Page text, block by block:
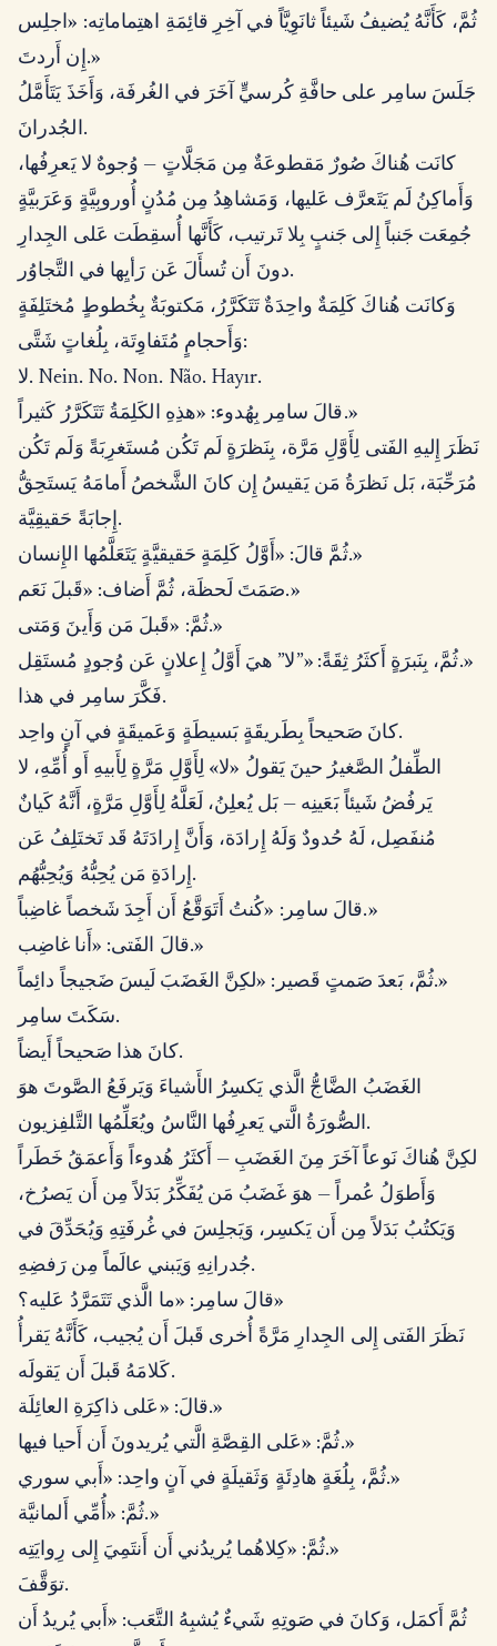
ثُمَّ، كَأَنَّهُ يُضيفُ شَيئاً ثانَوِيَّاً في آخِرِ قائِمَةِ اهتِماماتِه: «اجلِس
إِن أَردتَ.»
جَلَسَ سامِر على حافَّةِ كُرسيٍّ آخَرَ في الغُرفَة، وَأَخَذَ يَتَأَمَّلُ
الجُدرانَ.
كانَت هُناكَ صُورٌ مَقطوعَةٌ مِن مَجَلَّاتٍ — وُجوهٌ لا يَعرِفُها،
وَأَماكِنُ لَم يَتَعرَّف عَليها، وَمَشاهِدُ مِن مُدُنٍ أُوروبِيَّةٍ وَعَرَبيَّةٍ
جُمِعَت جَنباً إِلى جَنبٍ بِلا تَرتيب، كَأَنَّها أُسقِطَت عَلى الجِدارِ
دونَ أَن تُسأَلَ عَن رَأيِها في التَّجاوُر.
وَكانَت هُناكَ كَلِمَةٌ واحِدَةٌ تَتَكَرَّرُ، مَكتوبَةٌ بِخُطوطٍ مُختَلِفَةٍ
وَأَحجامٍ مُتَفاوِتَة، بِلُغاتٍ شَتَّى:
لا. Nein. No. Non. Não. Hayır.
قالَ سامِر بِهُدوء: «هذِهِ الكَلِمَةُ تَتَكَرَّرُ كَثيراً.»
نَظَرَ إِليهِ الفَتى لِأَوَّلِ مَرَّة، بِنَظرَةٍ لَم تَكُن مُستَغرِبَةً وَلَم تَكُن
مُرَحِّبَة، بَل نَظرَةُ مَن يَقيسُ إِن كانَ الشَّخصُ أَمامَهُ يَستَحِقُّ
إِجابَةً حَقيقِيَّة.
ثُمَّ قالَ: «أَوَّلُ كَلِمَةٍ حَقيقيَّةٍ يَتَعَلَّمُها الإِنسان.»
صَمَتَ لَحظَة، ثُمَّ أَضاف: «قَبلَ نَعَم.»
ثُمَّ: «قَبلَ مَن وَأَينَ وَمَتى.»
ثُمَّ، بِنَبرَةٍ أَكثَرُ ثِقَةً: «”لا” هيَ أَوَّلُ إِعلانٍ عَن وُجودٍ مُستَقِل.»
فَكَّرَ سامِر في هذا.
كانَ صَحيحاً بِطَريقَةٍ بَسيطَةٍ وَعَميقَةٍ في آنٍ واحِد.
الطِّفلُ الصَّغيرُ حينَ يَقولُ «لا» لِأَوَّلِ مَرَّةٍ لِأَبيهِ أَو أُمِّهِ، لا
يَرفُضُ شَيئاً بَعَينِه — بَل يُعلِنُ، لَعَلَّهُ لِأَوَّلِ مَرَّةٍ، أَنَّهُ كَيانٌ
مُنفَصِل، لَهُ حُدودٌ وَلَهُ إِرادَة، وَأَنَّ إِرادَتَهُ قَد تَختَلِفُ عَن
إِرادَةِ مَن يُحِبُّهُ وَيُحِبُّهُم.
قالَ سامِر: «كُنتُ أَتَوَقَّعُ أَن أَجِدَ شَخصاً غاضِباً.»
قالَ الفَتى: «أَنا غاضِب.»
ثُمَّ، بَعدَ صَمتٍ قَصير: «لكِنَّ الغَضَبَ لَيسَ ضَجيجاً دائِماً.»
سَكَتَ سامِر.
كانَ هذا صَحيحاً أَيضاً.
الغَضَبُ الضَّاجُّ الَّذي يَكسِرُ الأَشياءَ وَيَرفَعُ الصَّوتَ هوَ
الصُّورَةُ الَّتي يَعرِفُها النَّاسُ ويُعَلِّمُها التَّلفِزيون.
لكِنَّ هُناكَ نَوعاً آخَرَ مِنَ الغَضَبِ — أَكثَرُ هُدوءاً وَأَعمَقُ خَطَراً
وَأَطوَلُ عُمراً — هوَ غَضَبُ مَن يُفَكِّرُ بَدَلاً مِن أَن يَصرُخ،
وَيَكتُبُ بَدَلاً مِن أَن يَكسِر، وَيَجلِسَ في غُرفَتِهِ وَيُحَدِّقَ في
جُدرانِهِ وَيَبني عالَماً مِن رَفضِهِ.
قالَ سامِر: «ما الَّذي تَتَمَرَّدُ عَليه؟»
نَظَرَ الفَتى إِلى الجِدارِ مَرَّةً أُخرى قَبلَ أَن يُجيب، كَأَنَّهُ يَقرأُ
كَلامَهُ قَبلَ أَن يَقولَه.
قالَ: «عَلى ذاكِرَةِ العائِلَة.»
ثُمَّ: «عَلى القِصَّةِ الَّتي يُريدونَ أَن أَحيا فيها.»
ثُمَّ، بِلُغَةٍ هادِئَةٍ وَثَقيلَةٍ في آنٍ واحِد: «أَبي سوري.»
ثُمَّ: «أُمِّي أَلمانيَّة.»
ثُمَّ: «كِلاهُما يُريدُني أَن أَنتَمِيَ إِلى رِوايَتِه.»
توَقَّفَ.
ثُمَّ أَكمَل، وَكانَ في صَوتِهِ شَيءٌ يُشبِهُ التَّعَب: «أَبي يُريدُ أَن